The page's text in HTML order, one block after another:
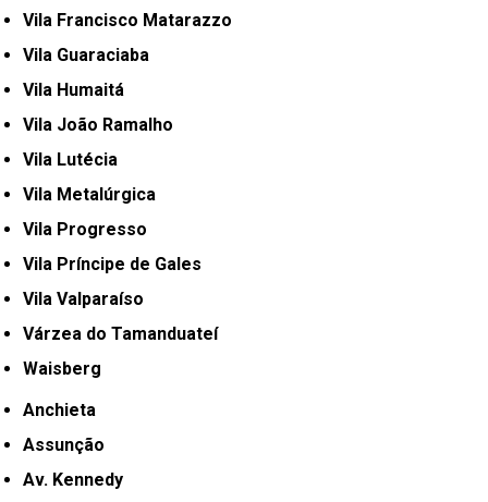
Vila Francisco Matarazzo
Vila Guaraciaba
Vila Humaitá
Vila João Ramalho
Vila Lutécia
Vila Metalúrgica
Vila Progresso
Vila Príncipe de Gales
Vila Valparaíso
Várzea do Tamanduateí
Waisberg
Anchieta
Assunção
Av. Kennedy